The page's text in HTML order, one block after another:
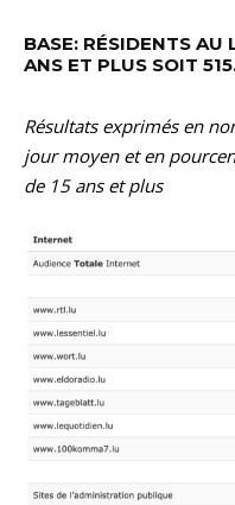
BASE: RÉSIDENTS AU
ANS ET PLUS SOIT
Résultats exprimés en
jour moyen et en
de 15 ans et plus